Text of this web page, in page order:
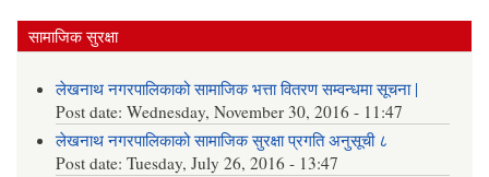
सामाजिक सुरक्षा
लेखनाथ नगरपालिकाको सामाजिक भत्ता वितरण सम्वन्धमा सूचना |
Post date:Wednesday, November 30, 2016 - 11:47
लेखनाथ नगरपालिकाको सामाजिक सुरक्षा प्रगति अनुसूची ८
Post date:Tuesday, July 26, 2016 - 13:47